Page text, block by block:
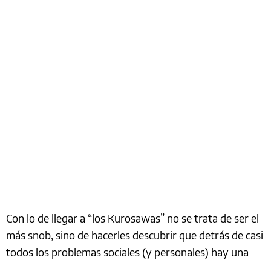
Con lo de llegar a “los Kurosawas” no se trata de ser el
más snob, sino de hacerles descubrir que detrás de casi
todos los problemas sociales (y personales) hay una